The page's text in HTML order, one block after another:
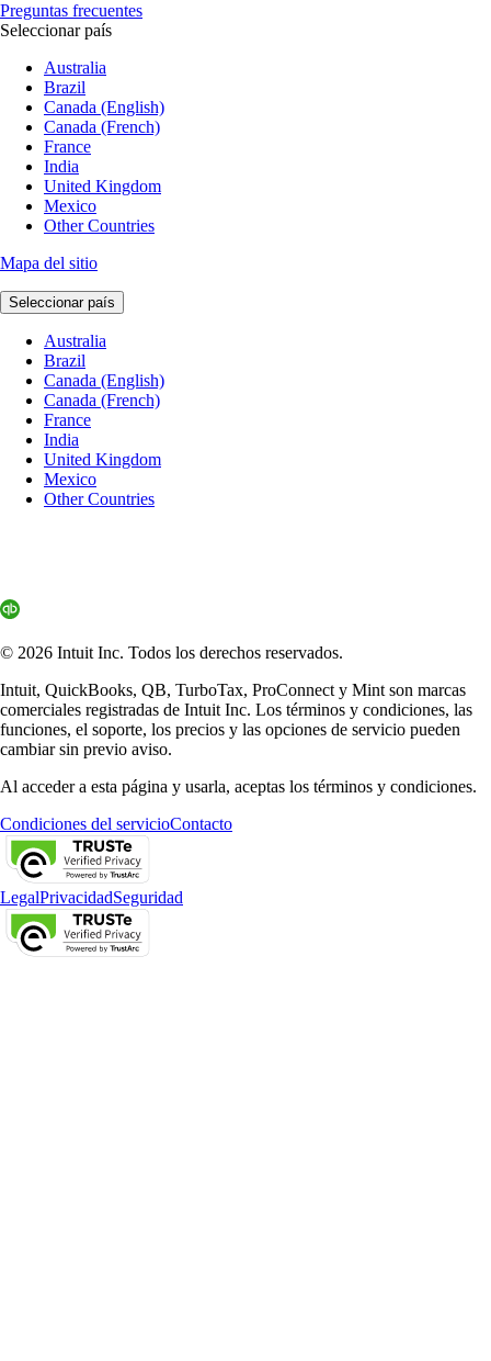
Preguntas frecuentes
Seleccionar país
Australia
Brazil
Canada (English)
Canada (French)
France
India
United Kingdom
Mexico
Other Countries
Mapa del sitio
Seleccionar país
Australia
Brazil
Canada (English)
Canada (French)
France
India
United Kingdom
Mexico
Other Countries
© 2026 Intuit Inc. Todos los derechos reservados.
Intuit, QuickBooks, QB, TurboTax, ProConnect y Mint son marcas
comerciales registradas de Intuit Inc. Los términos y condiciones, las
funciones, el soporte, los precios y las opciones de servicio pueden
cambiar sin previo aviso.
Al acceder a esta página y usarla, aceptas los términos y condiciones.
Condiciones del servicioContacto
LegalPrivacidadSeguridad